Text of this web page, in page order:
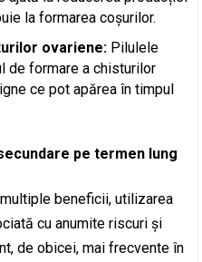
la formarea coșurilor.
ovariene: Pilulele
de formare a chisturilor
ce pot apărea în timpul
pe termen lung
beneficii, utilizarea
cu anumite riscuri și
de obicei, mai frecvente în